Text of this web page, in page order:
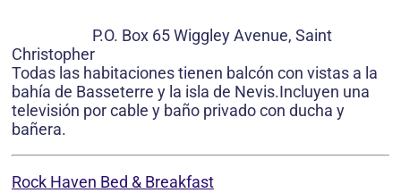
P.O. Box 65 Wiggley Avenue, Saint
Christopher
Todas las habitaciones tienen balcón con vistas a la
bahía de Basseterre y la isla de Nevis.Incluyen una
televisión por cable y baño privado con ducha y
bañera.
Rock Haven Bed & Breakfast